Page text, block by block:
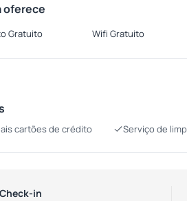
oferece
Gratuito Wifi Gratuito
cartões de crédito Serviço de
in